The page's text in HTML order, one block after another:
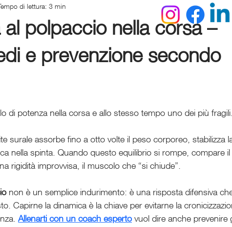
Abbigliamento runner
polpaccio nella corsa –
e prevenzione secondo
di lettura: 3 min
di potenza nella corsa e allo stesso tempo uno dei più fragili.
nella spinta. Quando questo equilibrio si rompe, compare
rigidità improvvisa, il muscolo che “si chiude”.
non è un semplice indurimento: è una risposta difensiva
Capirne la dinamica è la chiave per evitarne la
Allenarti con un coach esperto vuol dire anche prevenire